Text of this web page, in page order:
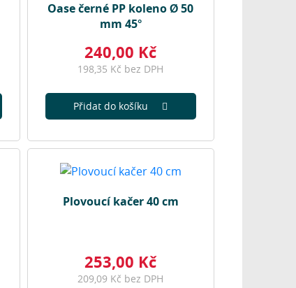
Oase černé PP koleno Ø 50
mm 45°
240,00 Kč
198,35 Kč bez DPH
Přidat do košíku
Plovoucí kačer 40 cm
253,00 Kč
209,09 Kč bez DPH